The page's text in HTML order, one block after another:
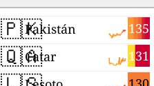
🇵🇰 135
Pakistán
🇶🇦 131
Catar